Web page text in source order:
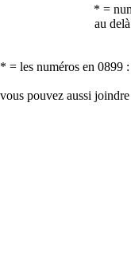
* =
au
* = les numéros en 0899
vous pouvez aussi